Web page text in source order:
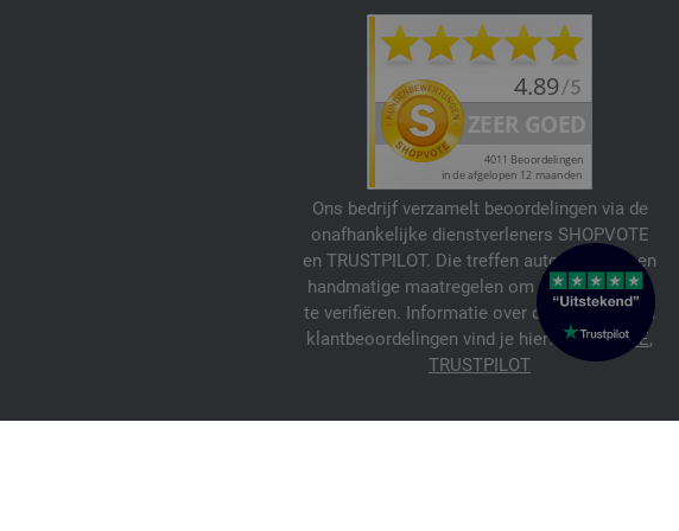
Ons bedrijf verzamelt beoordelingen via de
onafhankelijke dienstverleners SHOPVOTE
en TRUSTPILOT. Die treffen automatische en
handmatige maatregelen om beoordelingen
te verifiëren. Informatie over de echtheid van
klantbeoordelingen vind je hier: SHOPVOTE,
TRUSTPILOT